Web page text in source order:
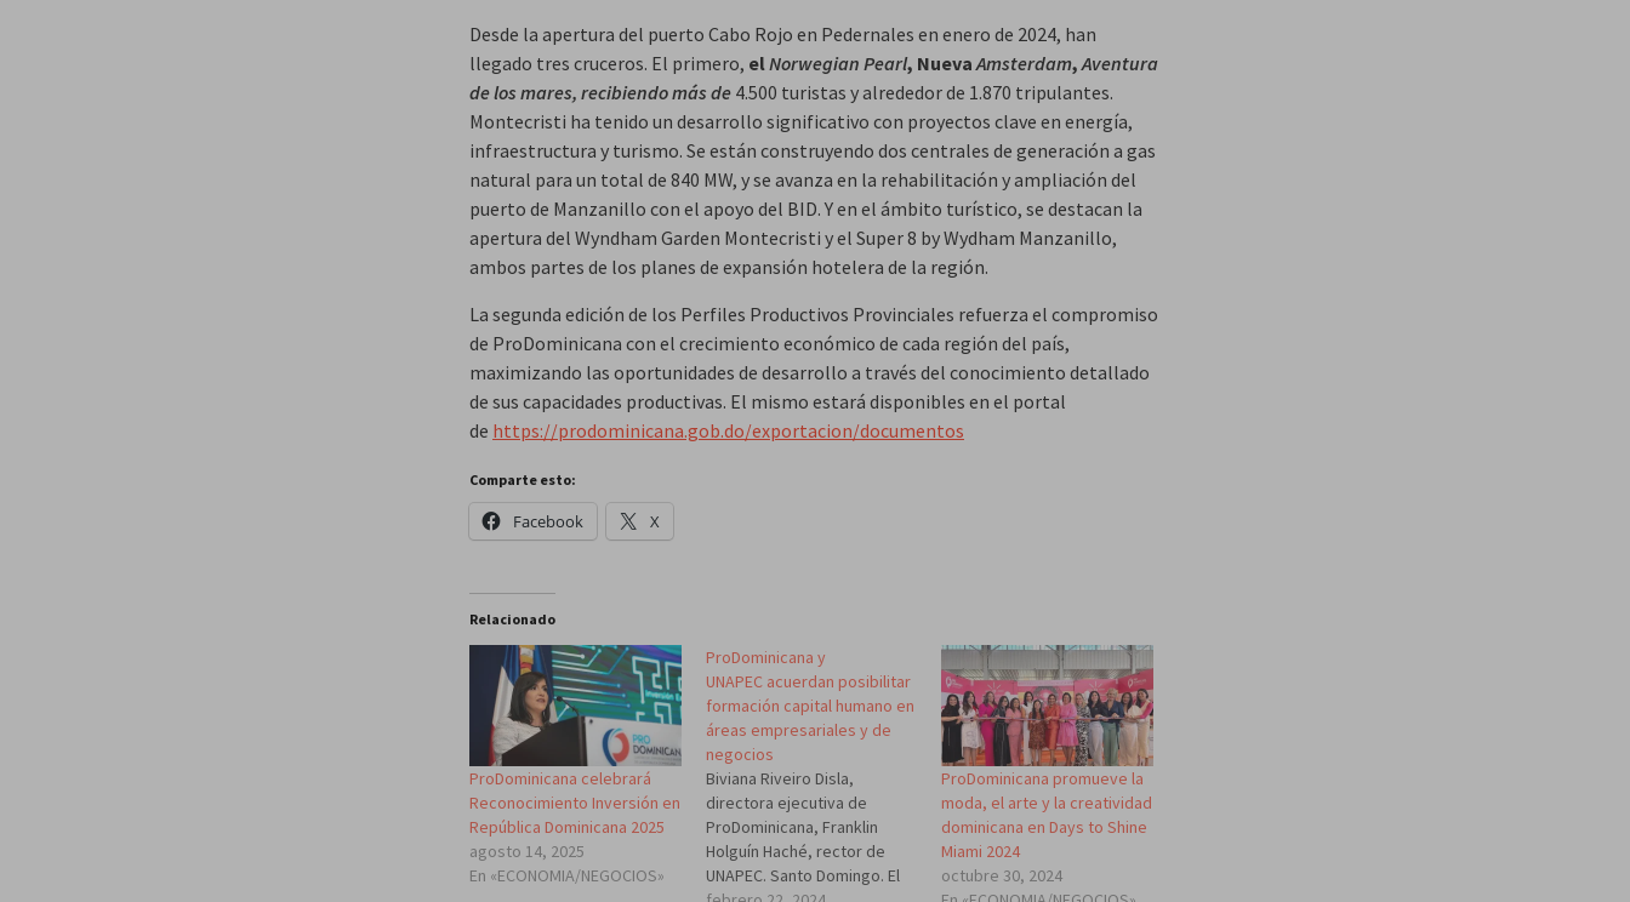
Desde la apertura del puerto Cabo Rojo en Pedernales en enero de 2024, han
llegado tres cruceros. El primero, el Norwegian Pearl, Nueva Amsterdam, Aventura
de los mares, recibiendo más de 4.500 turistas y alrededor de 1.870 tripulantes.
Montecristi ha tenido un desarrollo significativo con proyectos clave en energía,
infraestructura y turismo. Se están construyendo dos centrales de generación a gas
natural para un total de 840 MW, y se avanza en la rehabilitación y ampliación del
puerto de Manzanillo con el apoyo del BID. Y en el ámbito turístico, se destacan la
apertura del Wyndham Garden Montecristi y el Super 8 by Wydham Manzanillo,
ambos partes de los planes de expansión hotelera de la región.
La segunda edición de los Perfiles Productivos Provinciales refuerza el compromiso
de ProDominicana con el crecimiento económico de cada región del país,
maximizando las oportunidades de desarrollo a través del conocimiento detallado
de sus capacidades productivas. El mismo estará disponibles en el portal
de https://prodominicana.gob.do/exportacion/documentos
Comparte esto:
Facebook X
Relacionado
ProDominicana celebrará
Reconocimiento Inversión en
República Dominicana 2025
agosto 14, 2025
En «ECONOMIA/NEGOCIOS»
ProDominicana y
UNAPEC acuerdan posibilitar
formación capital humano en
áreas empresariales y de
negocios
Biviana Riveiro Disla,
directora ejecutiva de
ProDominicana, Franklin
Holguín Haché, rector de
UNAPEC. Santo Domingo. El
ProDominicana promueve la
moda, el arte y la creatividad
dominicana en Days to Shine
Miami 2024
octubre 30, 2024